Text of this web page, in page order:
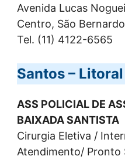
Avenida Lucas
Centro, São
Tel. (11) 4122-6565
Santos – Litoral
ASS POLICIAL DE
BAIXADA SANTISTA
Cirurgia Eletiva /
Atendimento/ Pronto